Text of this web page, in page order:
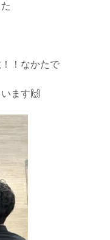
！なかたで
ます🙌